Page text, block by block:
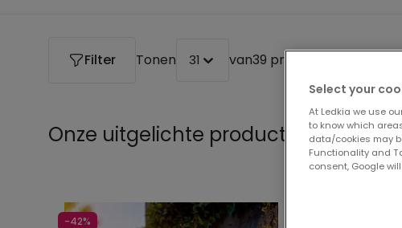
Filter Tonen 31 van39 producten
Onze uitgelichte producten van
-42%
Select your
At Ledkia we use
to know which
data/cookies may
Functionality and
consent, Google